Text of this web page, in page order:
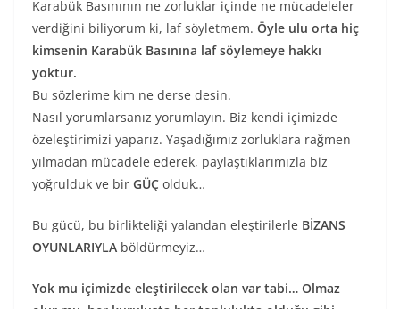
Karabük Basınının ne zorluklar içinde ne mücadeleler
verdiğini biliyorum ki, laf söyletmem. Öyle ulu orta hiç
kimsenin Karabük Basınına laf söylemeye hakkı
yoktur.
Bu sözlerime kim ne derse desin.
Nasıl yorumlarsanız yorumlayın. Biz kendi içimizde
özeleştirimizi yaparız. Yaşadığımız zorluklara rağmen
yılmadan mücadele ederek, paylaştıklarımızla biz
yoğrulduk ve bir GÜÇ olduk…
Bu gücü, bu birlikteliği yalandan eleştirilerle BİZANS
OYUNLARIYLA böldürmeyiz…
Yok mu içimizde eleştirilecek olan var tabi… Olmaz